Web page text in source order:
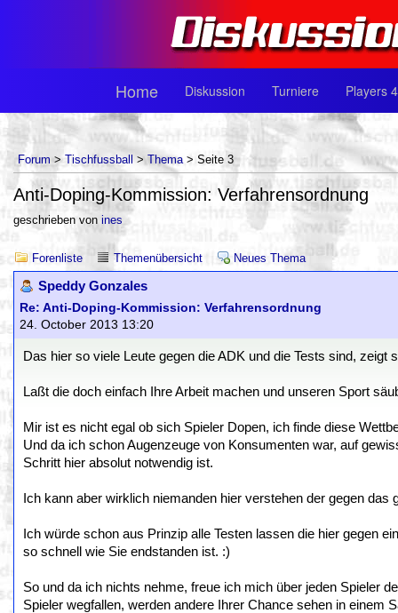
Home Diskussion Turniere Players
Forum > Tischfussball > Thema> Seite 3
Anti-Doping-Kommission: Verfahrensordnung
geschrieben von ines
Forenliste Themenübersicht Neues Thema
Speddy Gonzales
Re: Anti-Doping-Kommission: Verfahrensordnung
24. October 2013 13:20
Das hier so viele Leute gegen die ADK und die Tests sind, zeigt
Laßt die doch einfach Ihre Arbeit machen und unseren Sport
Mir ist es nicht egal ob sich Spieler Dopen, ich finde diese
Und da ich schon Augenzeuge von Konsumenten war, auf
Schritt hier absolut notwendig ist.
Ich kann aber wirklich niemanden hier verstehen der gegen
Ich würde schon aus Prinzip alle Testen lassen die hier gegen
so schnell wie Sie endstanden ist. :)
So und da ich nichts nehme, freue ich mich über jeden Spieler
Spieler wegfallen, werden andere Ihrer Chance sehen in einem